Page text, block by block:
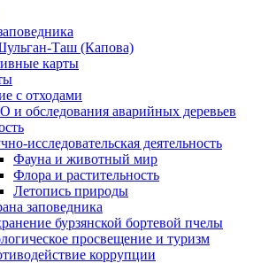
Таш (Капова)
карты
с отходами
обследования аварийных деревьев
исследовательская деятельность
Фауна и животный мир
Флора и растительность
Летопись природы
заповедника
бурзянской бортевой пчелы
просвещение и туризм
коррупции